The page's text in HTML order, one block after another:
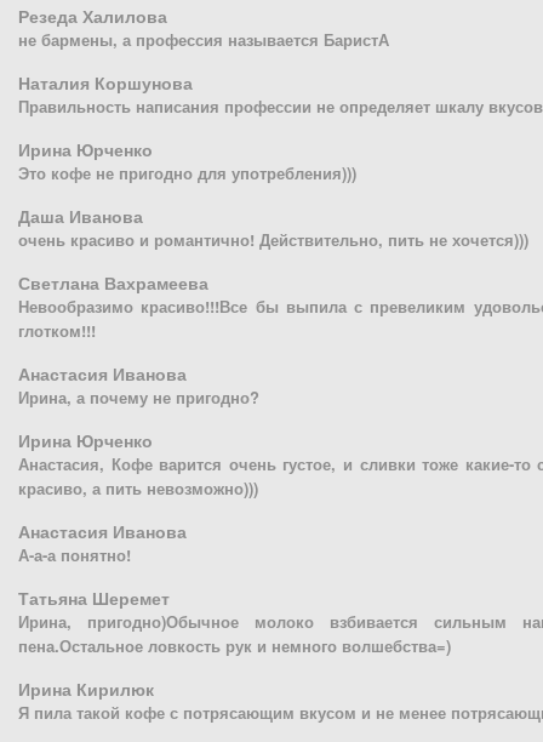
Резеда Халилова
не бармены, а профессия называется БаристА
Наталия Коршунова
Правильность написания профессии не определяет шкалу
Ирина Юрченко
Это кофе не пригодно для употребления)))
Даша Иванова
очень красиво и романтично! Действительно, пить не хочется)))
Светлана Вахрамеева
Невообразимо красиво!!!Все бы выпила с превеликим
глотком!!!
Анастасия Иванова
Ирина, а почему не пригодно?
Ирина Юрченко
Анастасия, Кофе варится очень густое, и сливки тоже какие-
красиво, а пить невозможно)))
Анастасия Иванова
А-а-а понятно!
Татьяна Шеремет
Ирина, пригодно)Обычное молоко взбивается сильным
пена.Остальное ловкость рук и немного волшебства=)
Ирина Кирилюк
Я пила такой кофе с потрясающим вкусом и не менее